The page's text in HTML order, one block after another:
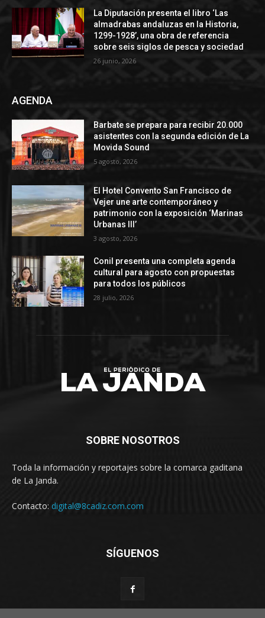
La Diputación presenta el libro ‘Las
almadrabas andaluzas en la Historia,
1299-1928’, una obra de referencia
sobre seis siglos de pesca y sociedad
26 junio, 2026
AGENDA
Barbate se prepara para recibir 20.000
asistentes con la segunda edición de La
Movida Sound
5 agosto, 2026
El Hotel Convento San Francisco de
Vejer une arte contemporáneo y
patrimonio con la exposición ‘Marinas
Urbanas III’
3 agosto, 2026
Conil presenta una completa agenda
cultural para agosto con propuestas
para todos los públicos
28 julio, 2026
SOBRE NOSOTROS
Toda la información y reportajes sobre la comarca gaditana
de La Janda.
Contacto: digital@8cadiz.com.com
SÍGUENOS